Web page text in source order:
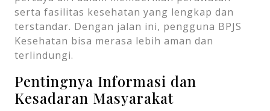
serta fasilitas kesehatan yang lengkap dan
terstandar. Dengan jalan ini, pengguna BPJS
Kesehatan bisa merasa lebih aman dan
terlindungi.
Pentingnya Informasi dan
Kesadaran Masyarakat